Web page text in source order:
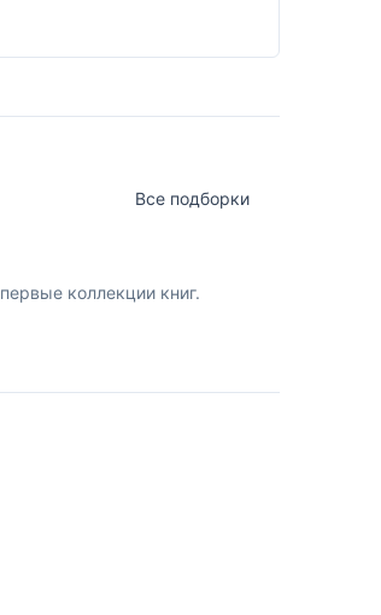
Все подборки
коллекции книг.